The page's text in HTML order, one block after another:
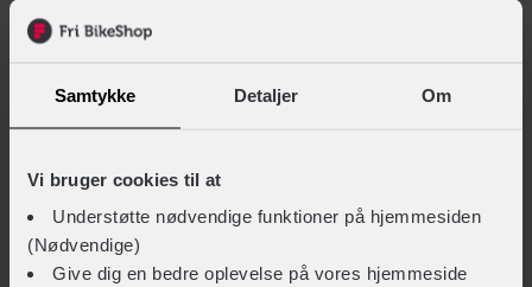
Samtykke Detaljer Om
Vi bruger cookies til at
Understøtte nødvendige funktioner på hjemmesiden
(Nødvendige)
Give dig en bedre oplevelse på vores hjemmeside
SP Connect Universal Bike Mount